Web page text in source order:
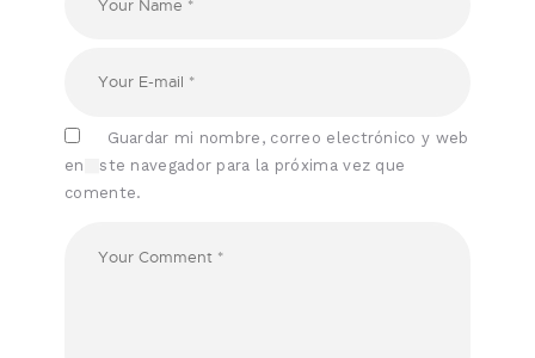
Guardar mi nombre, correo electrónico y web
en este navegador para la próxima vez que
comente.